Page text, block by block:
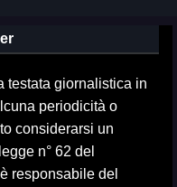
testata giornalistica in
periodicità o
considerarsi un
n° 62 del
responsabile del